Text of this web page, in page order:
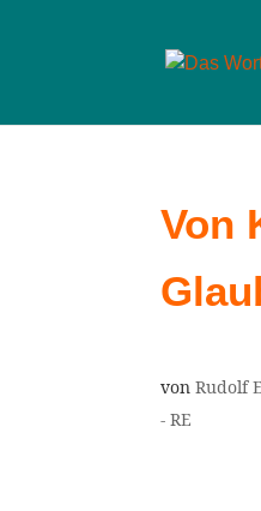
Von
vonRudolf
- RE